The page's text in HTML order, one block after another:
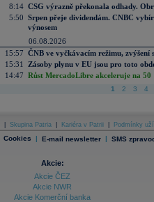
8:14 CSG výrazně překonala odhady.
5:50 Srpen přeje dividendám. CNBC
výnosem
06.08.2026
15:57 ČNB ve vyčkávacím režimu, zvýšení
15:31
Zásoby plynu v EU jsou pro toto
14:47 Růst MercadoLibre akceleruje na
1 2 3 4
Skupina Patria Kariéra v Patrii Podmínky
Cookies | E-mail newsletter | SMS
Akcie:
Akcie ČEZ
Akcie NWR
Akcie Komerční banka